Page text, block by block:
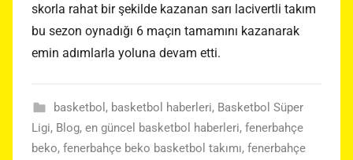
skorla rahat bir şekilde kazanan sarı lacivertli takım
bu sezon oynadığı 6 maçın tamamını kazanarak
emin adımlarla yoluna devam etti.
basketbol , basketbol haberleri, Basketbol Süper
Ligi, Blog, en güncel basketbol haberleri, fenerbahçe
beko, fenerbahçe beko basketbol takımı, fenerbahçe